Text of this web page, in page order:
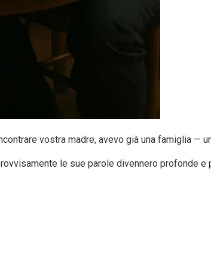
vostra madre, avevo già una famiglia —
le sue parole divennero profonde e